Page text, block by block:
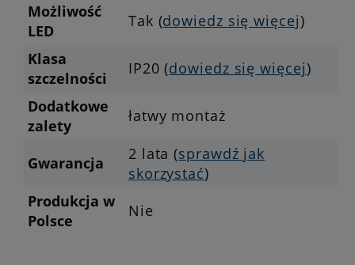
Możliwość
LED
Tak (dowiedz się więcej)
Klasa
szczelności
IP20 (dowiedz się więcej)
Dodatkowe
zalety
łatwy montaż
Gwarancja 2 lata (sprawdź jak
skorzystać)
Produkcja w
Polsce
Nie